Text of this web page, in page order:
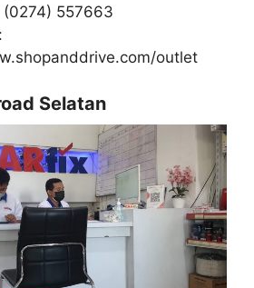
557663
outlet
Selatan